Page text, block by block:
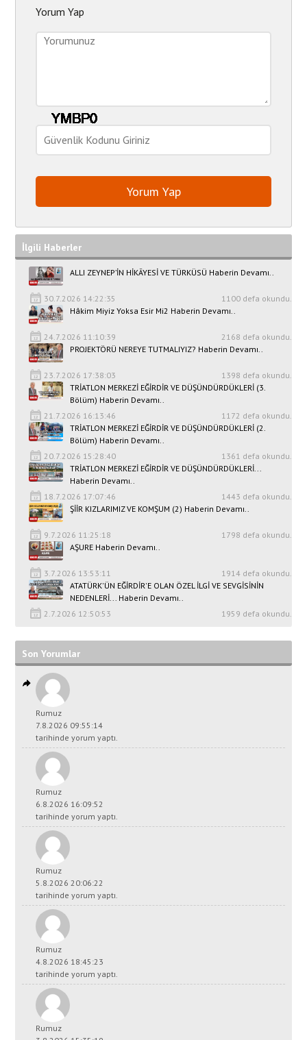
Yorum Yap
İlgili Haberler
ALLI ZEYNEP’İN HİKÂYESİ VE TÜRKÜSÜ Haberin Devamı..
30.7.2026 14:22:35
1100 defa okundu.
Hâkim Miyiz Yoksa Esir Mi2 Haberin Devamı..
24.7.2026 11:10:39
2168 defa okundu.
PROJEKTÖRÜ NEREYE TUTMALIYIZ? Haberin Devamı..
23.7.2026 17:38:03
1398 defa okundu.
TRİATLON MERKEZİ EĞİRDİR VE DÜŞÜNDÜRDÜKLERİ (3.
Bölüm) Haberin Devamı..
21.7.2026 16:13:46
1172 defa okundu.
TRİATLON MERKEZİ EĞİRDİR VE DÜŞÜNDÜRDÜKLERİ (2.
Bölüm) Haberin Devamı..
20.7.2026 15:28:40
1361 defa okundu.
TRİATLON MERKEZİ EĞİRDİR VE DÜŞÜNDÜRDÜKLERİ...
Haberin Devamı..
18.7.2026 17:07:46
1443 defa okundu.
ŞİİR KIZLARIMIZ VE KOMŞUM (2) Haberin Devamı..
9.7.2026 11:25:18
1798 defa okundu.
AŞURE Haberin Devamı..
3.7.2026 13:53:11
1914 defa okundu.
ATATÜRK'ÜN EĞİRDİR'E OLAN ÖZEL İLGİ VE SEVGİSİNİN
NEDENLERİ... Haberin Devamı..
2.7.2026 12:50:53
1959 defa okundu.
Son Yorumlar
Rumuz
7.8.2026 09:55:14
tarihinde yorum yaptı.
Rumuz
6.8.2026 16:09:52
tarihinde yorum yaptı.
Rumuz
5.8.2026 20:06:22
tarihinde yorum yaptı.
Rumuz
4.8.2026 18:45:23
tarihinde yorum yaptı.
Rumuz